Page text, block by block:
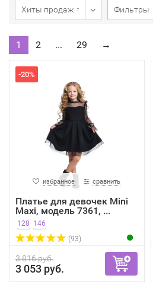
Хиты продаж ↑ Фильтры
1 2 ... 29 →
-20%
избранное сравнить
Платье для девочек Mini
Maxi, модель 7361, ...
128 146
(93)
3 816 руб.
3 053 руб.